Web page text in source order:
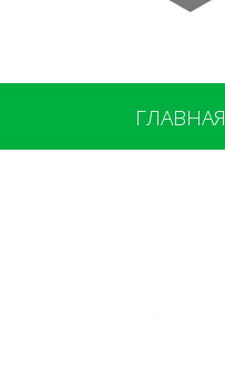
ГЛАВНАЯ